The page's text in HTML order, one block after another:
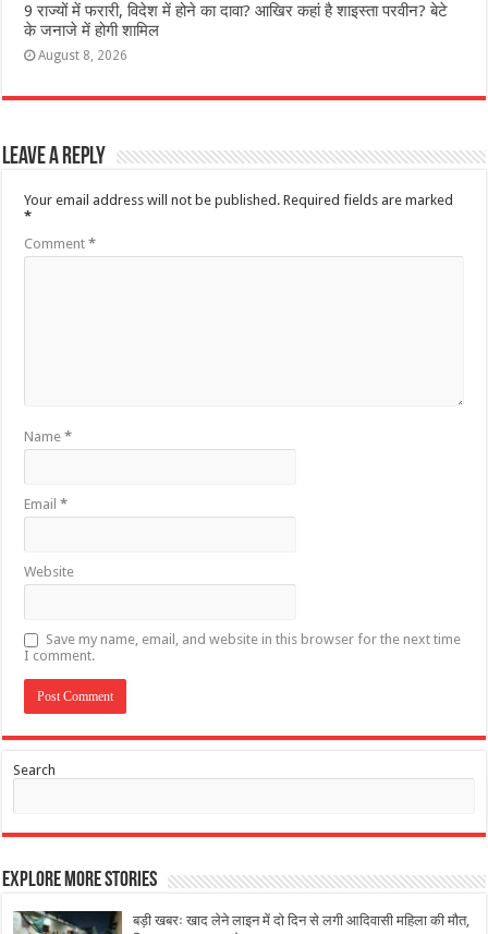
9 राज्‍यों में फरारी, व‍िदेश में होने का दावा? आख‍िर कहां है शाइस्‍ता परवीन? बेटे
के जनाजे में होगी शामिल
August 8, 2026
Leave a Reply
Your email address will not be published. Required fields are marked
*
Comment*
Name*
Email*
Website
Save my name, email, and website in this browser for the next time
I comment.
Search
Explore More Stories
बड़ी खबरः खाद लेने लाइन में दो दिन से लगी आदिवासी महिला की मौत,